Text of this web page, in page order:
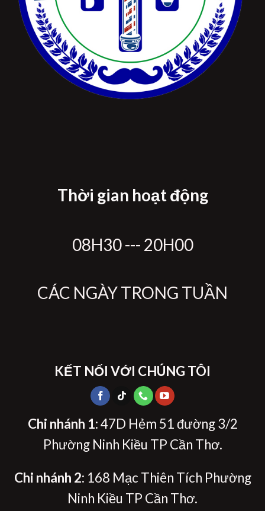
Thời gian hoạt động
08H30 --- 20H00
CÁC NGÀY TRONG TUẦN
KẾT NỐI VỚI CHÚNG TÔI
Chi nhánh 1: 47D Hẻm 51 đường 3/2
Phường Ninh Kiều TP Cần Thơ.
Chi nhánh 2: 168 Mạc Thiên Tích Phường
Ninh Kiều TP Cần Thơ.